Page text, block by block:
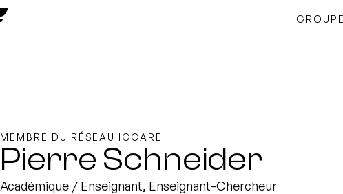
MEMBRE DU RÉSEAU ICCARE
Pierre Schneider
Académique / Enseignant, Enseignant-Chercheur